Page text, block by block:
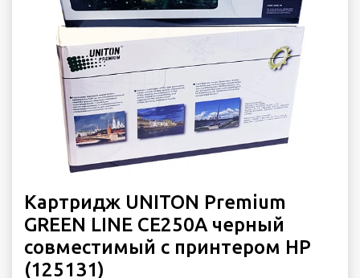
Картридж UNITON Premium
GREEN LINE CE250A черный
совместимый с принтером HP
(125131)